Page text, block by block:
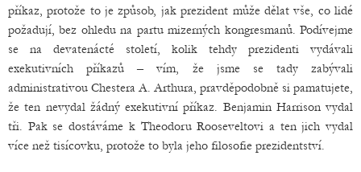
příkaz, protože to je způsob, jak prezident může dělat vše, co lidé
požadují, bez ohledu na partu mizerných kongresmanů. Podívejme
se na devatenácté století, kolik tehdy prezidenti vydávali
exekutivních příkazů – vím, že jsme se tady zabývali
administrativou Chestera A. Arthura, pravděpodobně si pamatujete,
že ten nevydal žádný exekutivní příkaz. Benjamin Harrison vydal
tři. Pak se dostáváme k Theodoru Rooseveltovi a ten jich vydal
více než tisícovku, protože to byla jeho filosofie prezidentství.